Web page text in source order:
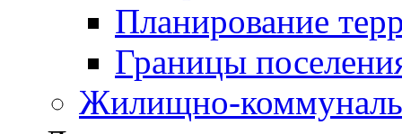
Планирование
Границы
Жилищно-